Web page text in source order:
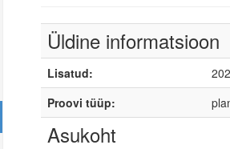
Üldine informatsioon
Lisatud:
Proovi tüüp:
Asukoht